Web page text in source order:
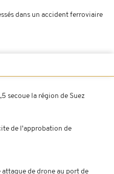
dans un accident ferroviaire
secoue la région de Suez
de l'approbation de
attaque de drone au port de